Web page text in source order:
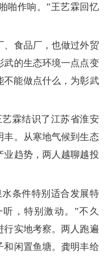
啪作响。”王艺霖回忆
食品厂，也做过外贸
武的生态环境一点点变
能做点什么，为彰武
霖结识了江苏省淮安
丰。从寒地气候到生态
业趋势，两人越聊越投
条件特别适合发展特
，特别激动。”不久
行实地考察。两人跑遍
和闲置鱼塘。龚明丰给